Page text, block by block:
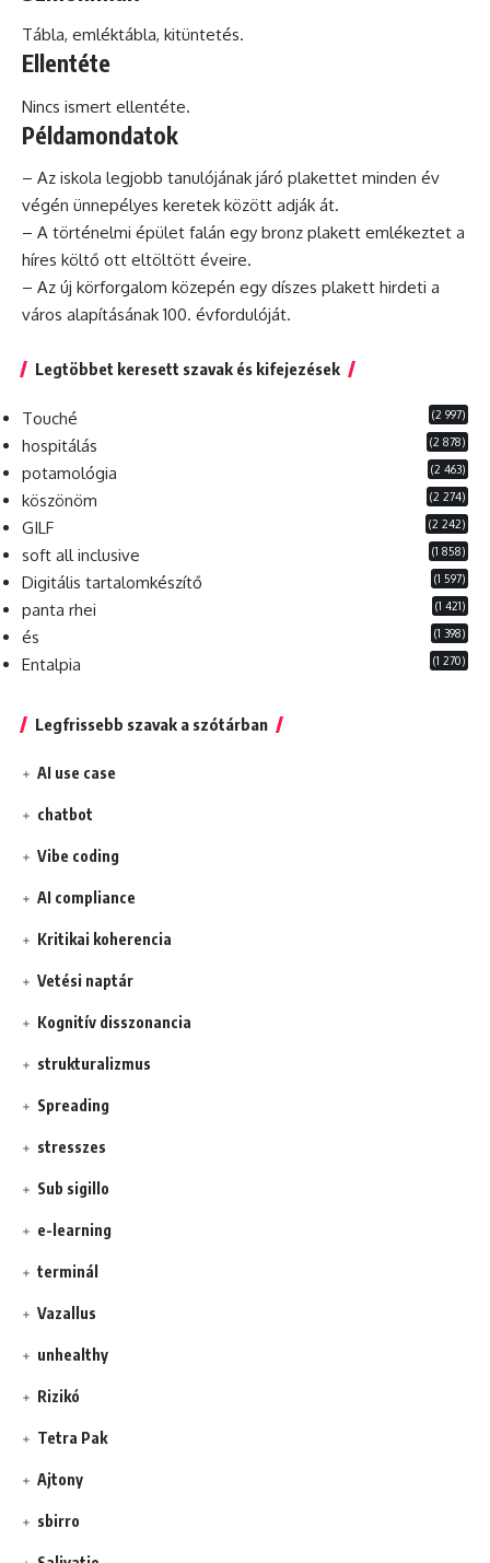
Tábla, emléktábla, kitüntetés.
Ellentéte
Nincs ismert ellentéte.
Példamondatok
– Az iskola legjobb tanulójának járó plakettet minden év
végén ünnepélyes keretek között adják át.
– A történelmi épület falán egy bronz plakett emlékeztet a
híres költő ott eltöltött éveire.
– Az új körforgalom közepén egy díszes plakett hirdeti a
város alapításának 100. évfordulóját.
Legtöbbet keresett szavak és kifejezések
Touché (2 997)
hospitálás (2 878)
potamológia (2 463)
köszönöm (2 274)
GILF (2 242)
soft all inclusive (1 858)
Digitális tartalomkészítő (1 597)
panta rhei (1 421)
és (1 398)
Entalpia (1 270)
Legfrissebb szavak a szótárban
AI use case
chatbot
Vibe coding
AI compliance
Kritikai koherencia
Vetési naptár
Kognitív disszonancia
strukturalizmus
Spreading
stresszes
Sub sigillo
e-learning
terminál
Vazallus
unhealthy
Rizikó
Tetra Pak
Ajtony
sbirro